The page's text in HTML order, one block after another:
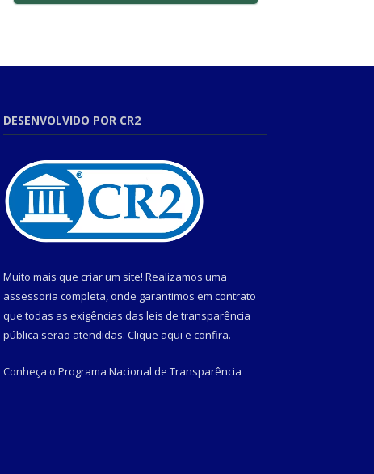
DESENVOLVIDO POR CR2
Muito mais que criar um site! Realizamos uma
assessoria completa, onde garantimos em contrato
que todas as exigências das leis de transparência
pública serão atendidas. Clique aqui e confira.
Conheça o Programa Nacional de Transparência